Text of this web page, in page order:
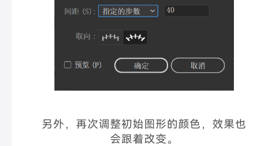
另外，再次调整初始图形的颜色，效果也
会跟着改变。